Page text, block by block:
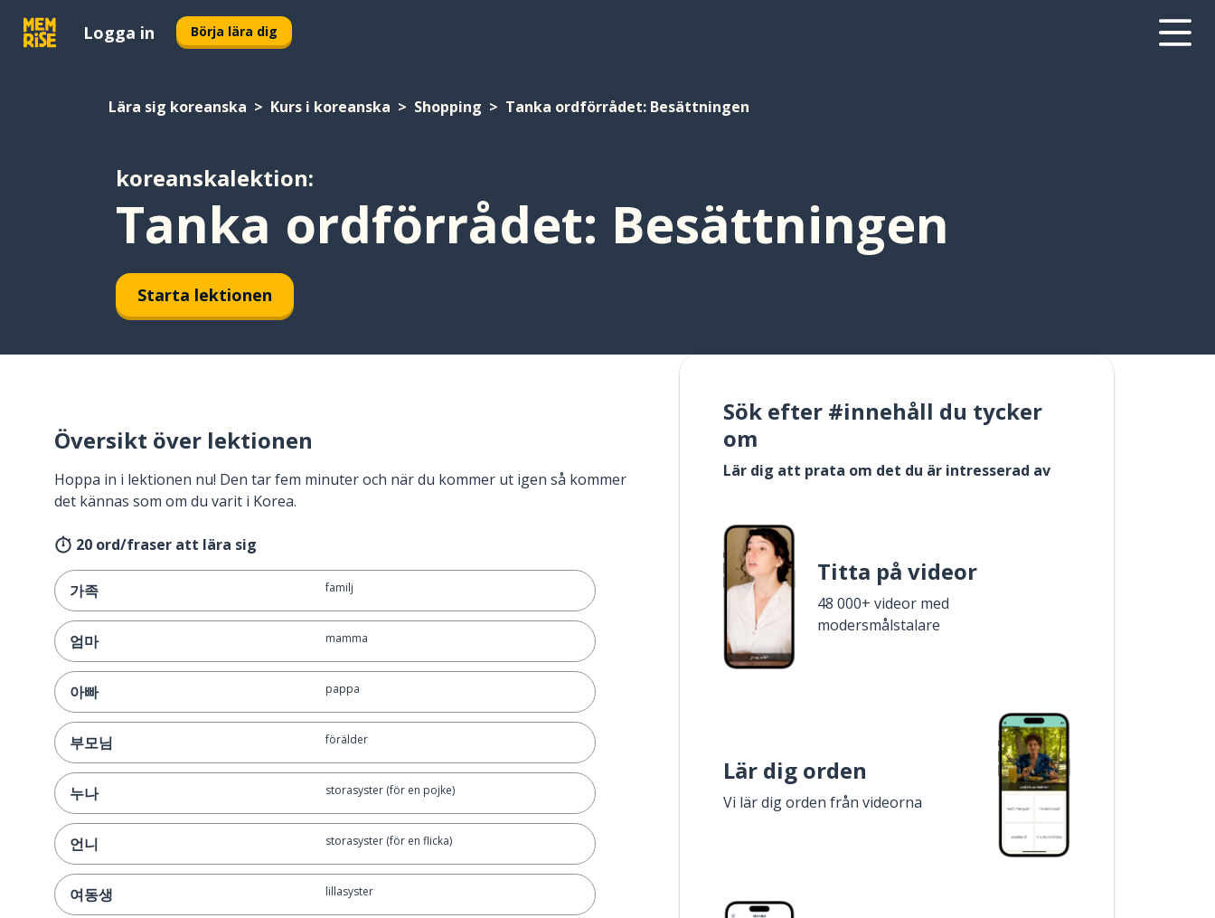
Logga in Börja lära dig
Lära sig koreanska Kurs i koreanska Shopping Tanka ordförrådet: Besättningen
koreanskalektion:
Tanka ordförrådet: Besättningen
Starta lektionen
Översikt över lektionen
Hoppa in i lektionen nu! Den tar fem minuter och när du kommer ut igen så kommer
det kännas som om du varit i Korea.
20 ord/fraser att lära sig
가족 familj
엄마 mamma
아빠 pappa
부모님 förälder
누나 storasyster (för en pojke)
언니 storasyster (för en flicka)
여동생 lillasyster
Sök efter #innehåll du tycker
om
Lär dig att prata om det du är intresserad av
Titta på videor
48 000+ videor med
modersmålstalare
Lär dig orden
Vi lär dig orden från videorna